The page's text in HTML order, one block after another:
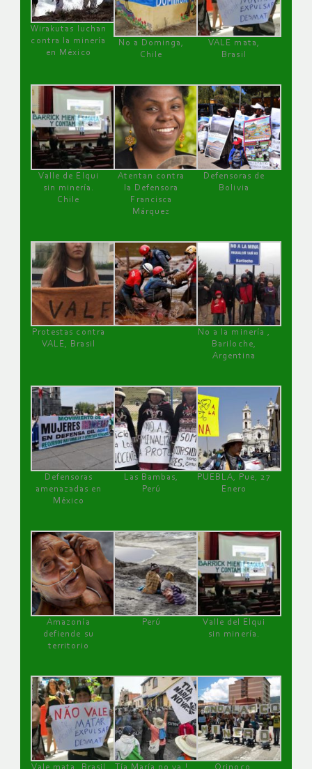
Wirakutas luchan
contra la minería
en México
No a Dominga,
Chile
VALE mata,
Brasil
Valle de Elqui
sin minería.
Chile
Atentan contra
la Defensora
Francisca
Márquez
Defensoras de
Bolivia
Protestas contra
VALE, Brasil
No a la minería ,
Bariloche,
Argentina
Defensoras
amenazadas en
México
Las Bambas,
Perú
PUEBLA, Pue, 27
Enero
Amazonía
defiende su
territorio
Perú
Valle del Elqui
sin minería.
Vale mata, Brasil Tía María no va ! Orinoco,